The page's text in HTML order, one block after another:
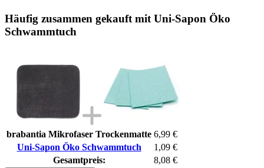
Häufig zusammen gekauft mit Uni-Sapon Öko
Schwammtuch
brabantia Mikrofaser Trockenmatte 6,99 €
Uni-Sapon Öko Schwammtuch
1,09 €
Gesamtpreis:
8,08 €